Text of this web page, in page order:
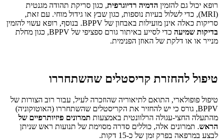
רופא יכול גם להזמין הדמיה רדיוגרפית, כגון סריקת תהודה מגנטית
(MRI), כדי לשלול בעיות נוספות, כגון שבץ או גידול מוחי. עם זאת,
סריקות כאלה אינן מועילות באבחון של BPPV. בנוסף, רופא עשוי להזמין
בדיקות שמיעה
כדי לסייע באיתור גורם ספציפי של BPPV, כגון מחלת
מנייר או או דלקת של האוזן הפנימית.
טיפול להחזרת קריסטלים שהשתחררו
טיפול פופולארי, התואם לתיאוריה שהוזכרה לעיל, עבור רוב הצורות של
BPPV, גורס כי יש להחזיר את הקריסטלים שהשתחררו (האוטוקוניה)
מהתעלה החצי-עגולה הרלוונטית באמצעות תמרונים פיזיותרפיים של
הראש. תמרונים אלה, כוללים סדרה מסוימת של תנועות ראש שניתן
לבצע במרפאה בפרק זמן של כ-15 דקות.